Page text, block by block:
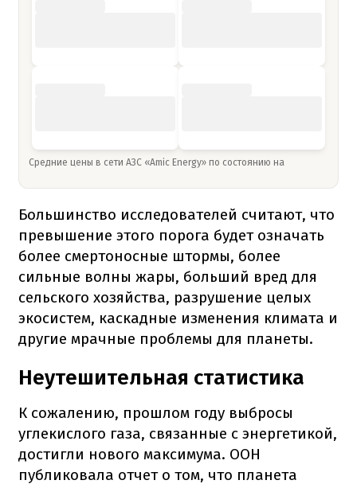
Средние цены в сети АЗС «Amic Energy» по состоянию на
Большинство исследователей считают, что
превышение этого порога будет означать
более смертоносные штормы, более
сильные волны жары, больший вред для
сельского хозяйства, разрушение целых
экосистем, каскадные изменения климата и
другие мрачные проблемы для планеты.
Неутешительная статистика
К сожалению, прошлом году выбросы
углекислого газа, связанные с энергетикой,
достигли нового максимума. ООН
публиковала отчет о том, что планета